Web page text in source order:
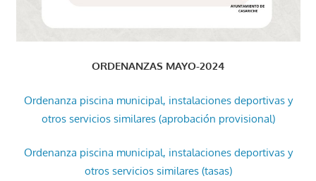
ORDENANZAS MAYO-2024
Ordenanza piscina municipal, instalaciones deportivas y
otros servicios similares (aprobación provisional)
Ordenanza piscina municipal, instalaciones deportivas y
otros servicios similares (tasas)